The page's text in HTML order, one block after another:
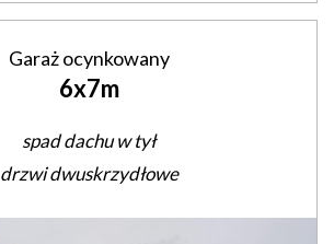
Garaż ocynkowany
6x7m
spad dachu w tył
drzwi dwuskrzydłowe